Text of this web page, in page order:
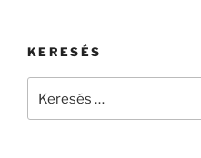
KERESÉS